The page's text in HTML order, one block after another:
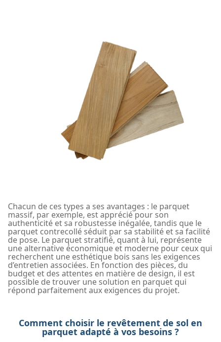
Chacun de ces types a ses avantages : le parquet
massif, par exemple, est apprécié pour son
authenticité et sa robustesse inégalée, tandis que le
parquet contrecollé séduit par sa stabilité et sa facilité
de pose. Le parquet stratifié, quant à lui, représente
une alternative économique et moderne pour ceux qui
recherchent une esthétique bois sans les exigences
d’entretien associées. En fonction des pièces, du
budget et des attentes en matière de design, il est
possible de trouver une solution en parquet qui
répond parfaitement aux exigences du projet.
Comment choisir le revêtement de sol en
parquet adapté à vos besoins ?